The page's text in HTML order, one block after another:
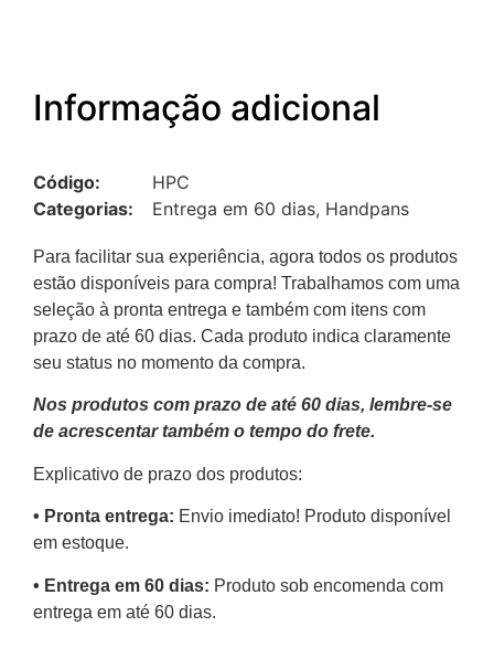
Informação adicional
Código:
HPC
Categorias:
Entrega em 60 dias, Handpans
Para facilitar sua experiência, agora todos os produtos
estão disponíveis para compra! Trabalhamos com uma
seleção à pronta entrega e também com itens com
prazo de até 60 dias. Cada produto indica claramente
seu status no momento da compra.
Nos produtos com prazo de até 60 dias, lembre-se
de acrescentar também o tempo do frete.
Explicativo de prazo dos produtos:
•⁠ ⁠Pronta entrega: Envio imediato! Produto disponível
em estoque.
•⁠ Entrega em 60 dias: Produto sob encomenda com
entrega em até 60 dias.